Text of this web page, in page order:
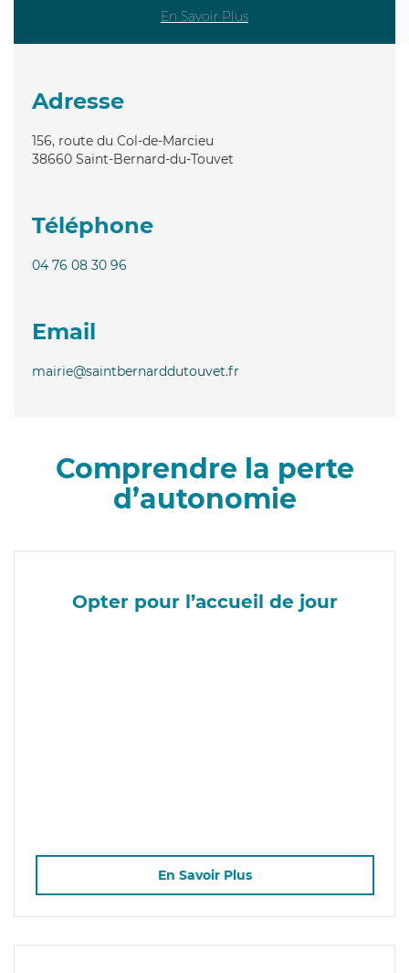
En Savoir Plus
Adresse
156, route du Col-de-Marcieu
38660 Saint-Bernard-du-Touvet
Téléphone
04 76 08 30 96
Email
mairie@saintbernarddutouvet.fr
Comprendre la perte
d’autonomie
Opter pour l’accueil de jour
En Savoir Plus